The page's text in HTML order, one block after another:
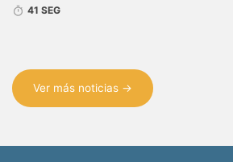
41 SEG
Ver más noticias →